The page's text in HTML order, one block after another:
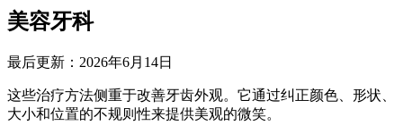
美容牙科
最后更新： 2026年6月14日
这些治疗方法侧重于改善牙齿外观。它通过纠正颜色、形状、
大小和位置的不规则性来提供美观的微笑。